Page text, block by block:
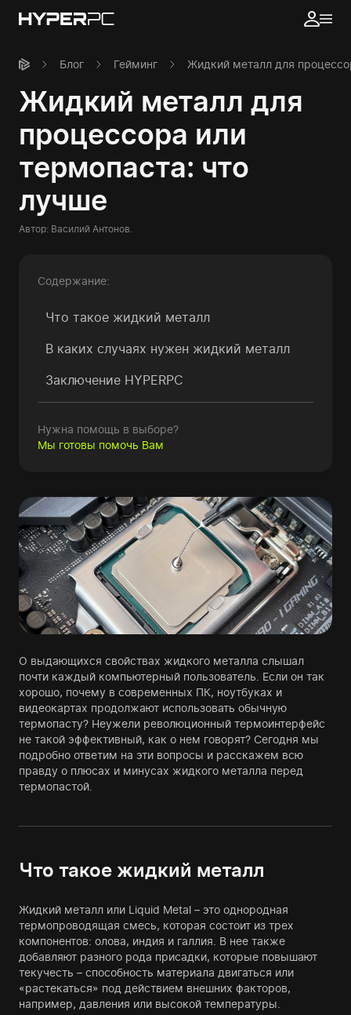
Блог Гейминг Жидкий металл для
Жидкий металл для
процессора или
термопаста: что
лучше
Автор: Василий Антонов.
Содержание:
Что такое жидкий металл
В каких случаях нужен жидкий металл
Заключение HYPERPC
Нужна помощь в выборе?
Мы готовы помочь Вам
О выдающихся свойствах жидкого металла слышал
почти каждый компьютерный пользователь. Если он так
хорошо, почему в современных ПК, ноутбуках и
видеокартах продолжают использовать обычную
термопасту? Неужели революционный термоинтерфейс
не такой эффективный, как о нем говорят? Сегодня мы
подробно ответим на эти вопросы и расскажем всю
правду о плюсах и минусах жидкого металла перед
термопастой.
Что такое жидкий металл
Жидкий металл или Liquid Metal – это однородная
термопроводящая смесь, которая состоит из трех
компонентов: олова, индия и галлия. В нее также
добавляют разного рода присадки, которые повышают
текучесть – способность материала двигаться или
«растекаться» под действием внешних факторов,
например, давления или высокой температуры.